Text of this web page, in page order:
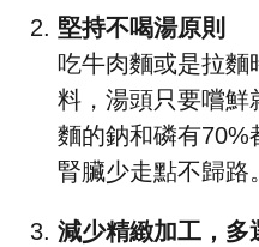
堅持不喝湯原則
吃牛肉麵或是拉麵
料，湯頭只要嚐鮮
麵的鈉和磷有70%
腎臟少走點不歸路。
減少精緻加工，多